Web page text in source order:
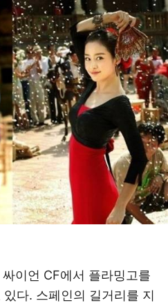
이언 CF에서 플라밍고를
다. 스페인의 길거리를 지